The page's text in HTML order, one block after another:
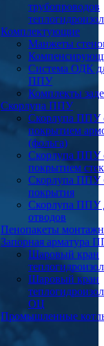
трубопроводов
Комплектующие
Манжеты
Система ОДК
ППУ
Комплекты
Скорлупа ППУ
Скорлупа ППУ
покрытием
(фольга)
Скорлупа ППУ
покрытием
Скорлупа ППУ
покрытия
Скорлупа ППУ
отводов
Пенопакеты
Запорная арматура
Шаровый кран
Шаровый кран
ОЦ
Промышленные